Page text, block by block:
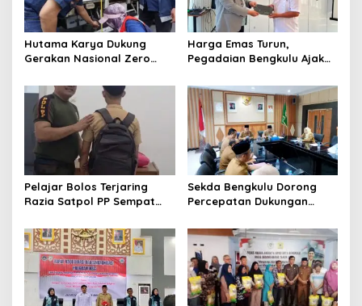
Hutama Karya Dukung
Gerakan Nasional Zero
Selamat Sampai Tujuan
(SETUJU)
Harga Emas Turun,
Pegadaian Bengkulu Ajak
Investasi
Pelajar Bolos Terjaring
Razia Satpol PP Sempat
Sekda Bengkulu Dorong
Percepatan Dukungan
Pembangunan TPST
Regional